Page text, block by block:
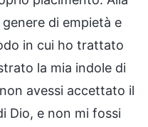
di empietà e
in cui ho trattato
la mia indole di
avessi accettato il
Dio, e non mi fossi